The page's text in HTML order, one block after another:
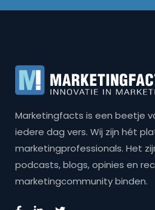
Marketingfacts is een beetje
iedere dag vers. Wij zijn hét
marketingprofessionals. Het
podcasts, blogs, opinies en
marketingcommunity binden.